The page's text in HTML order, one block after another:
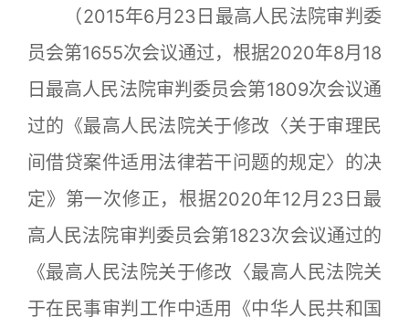
（2015年6月23日最高人民法院审判委
员会第1655次会议通过，根据2020年8月18
日最高人民法院审判委员会第1809次会议通
过的《最高人民法院关于修改〈关于审理民
间借贷案件适用法律若干问题的规定〉的决
定》第一次修正，根据2020年12月23日最
高人民法院审判委员会第1823次会议通过的
《最高人民法院关于修改〈最高人民法院关
于在民事审判工作中适用《中华人民共和国